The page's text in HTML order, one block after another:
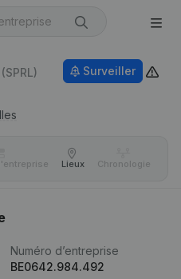
(SPRL)
Surveiller
Lieux Chronologie
Numéro d’entreprise
BE0642.984.492